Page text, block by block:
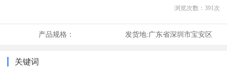
浏览次数： 391次
产品规格： 发货地:广东省深圳市宝安区
关键词